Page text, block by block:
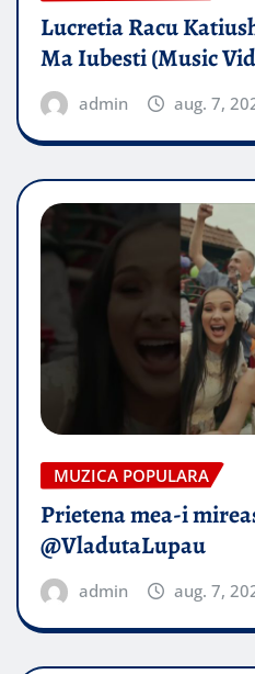
Lucretia Racu
Ma Iubesti (Music
admin aug. 7,
MUZICA POPULARA
Prietena mea-i
@VladutaLupau
admin aug. 7,